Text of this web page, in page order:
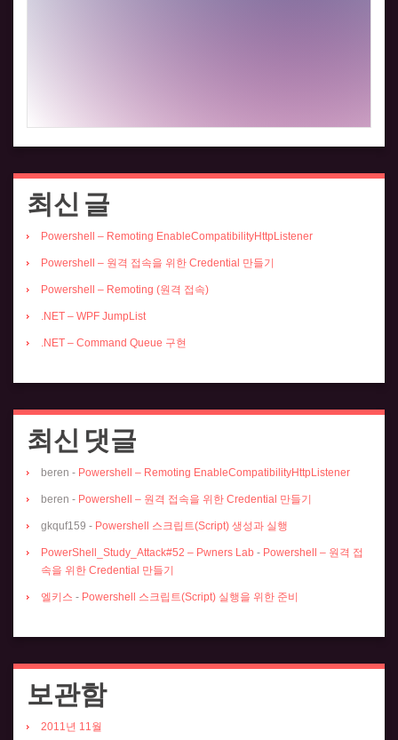
최신 글
Powershell – Remoting EnableCompatibilityHttpListener
Powershell – 원격 접속을 위한 Credential 만들기
Powershell – Remoting (원격 접속)
.NET – WPF JumpList
.NET – Command Queue 구현
최신 댓글
beren - Powershell – Remoting EnableCompatibilityHttpListener
beren - Powershell – 원격 접속을 위한 Credential 만들기
gkquf159 - Powershell 스크립트(Script) 생성과 실행
PowerShell_Study_Attack#52 – Pwners Lab - Powershell – 원격 접
속을 위한 Credential 만들기
엘키스 - Powershell 스크립트(Script) 실행을 위한 준비
보관함
2011년 11월